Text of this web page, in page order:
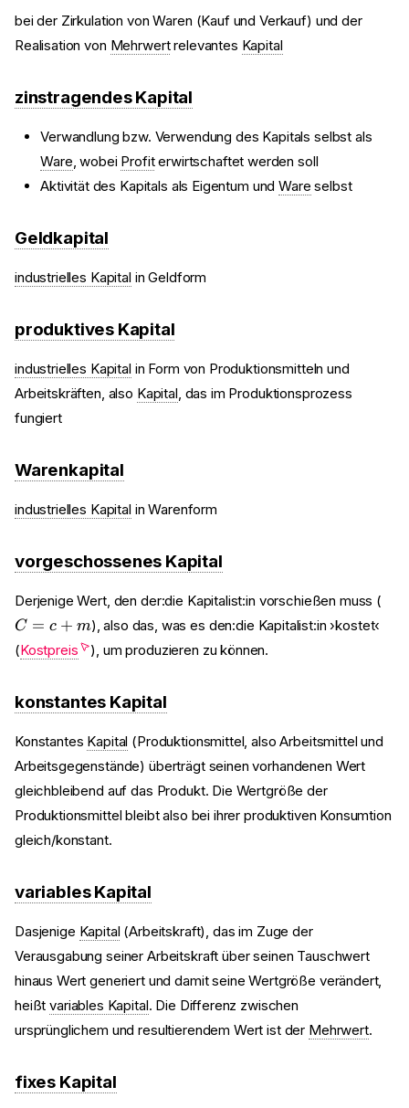
bei der Zirkulation von Waren (Kauf und Verkauf) und der
Realisation von Mehrwertrelevantes Kapital
zinstragendes Kapital
Verwandlung bzw. Verwendung des Kapitals selbst als
Ware, wobei Profiterwirtschaftet werden soll
Aktivität des Kapitals als Eigentum undWare selbst
Geldkapital
industrielles Kapital in Geldform
produktives Kapital
industrielles Kapital in Form von Produktionsmitteln und
Arbeitskräften, also Kapital, das im Produktionsprozess
fungiert
Warenkapital
industrielles Kapital in Warenform
vorgeschossenes Kapital
Derjenige Wert, den der:die Kapitalist:in vorschießen muss (
C = c + m), also das, was es den:die Kapitalist:in ›kostet‹
(Kostpreis ), um produzieren zu können.
konstantes Kapital
Konstantes Kapital (Produktionsmittel, also Arbeitsmittel und
Arbeitsgegenstände) überträgt seinen vorhandenen Wert
gleichbleibend auf das Produkt. Die Wertgröße der
Produktionsmittel bleibt also bei ihrer produktiven Konsumtion
gleich/konstant.
variables Kapital
Dasjenige Kapital (Arbeitskraft), das im Zuge der
Verausgabung seiner Arbeitskraft über seinen Tauschwert
hinaus Wert generiert und damit seine Wertgröße verändert,
heißtvariables Kapital. Die Differenz zwischen
ursprünglichem und resultierendem Wert ist der Mehrwert.
fixes Kapital